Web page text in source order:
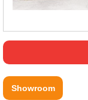
Showroom